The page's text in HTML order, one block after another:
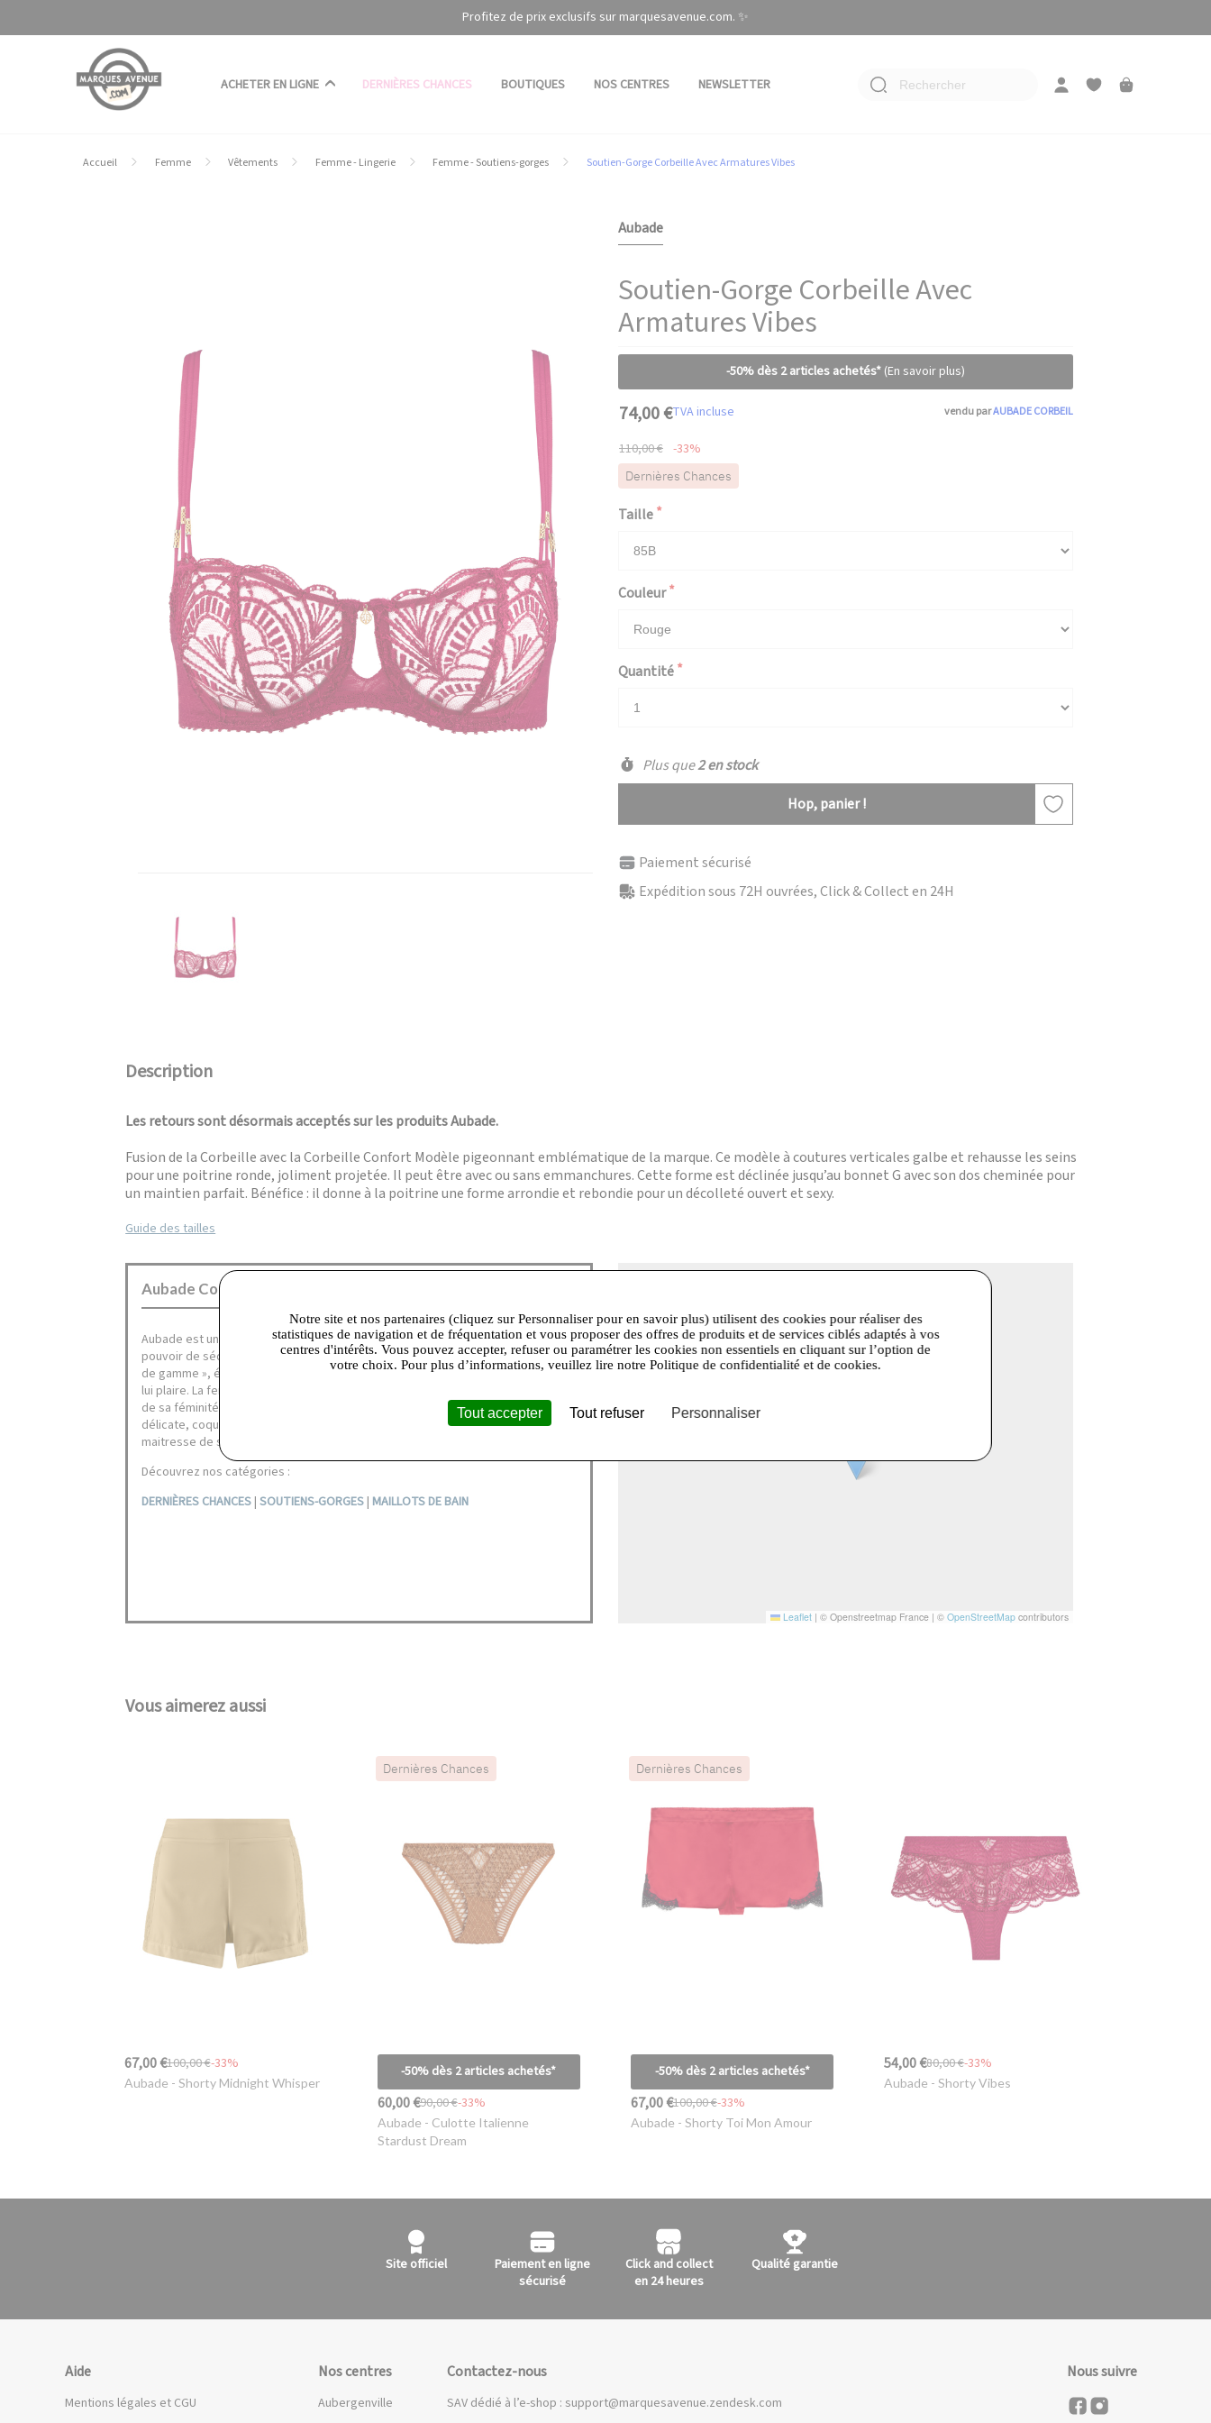
Profitez de prix exclusifs sur marquesavenue.com. ✨
ACHETER EN LIGNE DERNIÈRES CHANCES BOUTIQUES NOS CENTRES NEWSLETTER Rechercher
Accueil Femme Vêtements Femme - Lingerie Femme - Soutiens-gorges Soutien-Gorge Corbeille Avec Armatures Vibes
Aubade
Soutien-Gorge Corbeille Avec
Armatures Vibes
-50% dès 2 articles achetés* (En savoir plus)
vendu parAUBADE CORBEIL
74,00 €TVA incluse
110,00 € -33%
Dernières Chances
Taille
Couleur
Quantité
Plus que2 en stock
Hop, panier !
Paiement sécurisé
Expédition sous 72H ouvrées, Click & Collect en 24H
Description
Les retours sont désormais acceptés sur les produits Aubade.
Fusion de la Corbeille avec la Corbeille Confort Modèle pigeonnant emblématique de la marque. Ce modèle à coutures verticales galbe et rehausse les seins
pour une poitrine ronde, joliment projetée. Il peut être avec ou sans emmanchures. Cette forme est déclinée jusqu’au bonnet G avec son dos cheminée pour
un maintien parfait. Bénéfice : il donne à la poitrine une forme arrondie et rebondie pour un décolleté ouvert et sexy.
Guide des tailles
Aubade Corbeil :
Aubade est une marque de lingerie haut de gamme, hymne à la féminité et à son
pouvoir de séduction. Porter une parure Aubade c’est porter une lingerie « haut
de gamme », élégante et raffinée mettant le corps en valeur afin se plaire et de
lui plaire. La femme Aubade assume son corps, revendique sa sensualité et joue
de sa féminité au naturelle. Elle est tour à tour romantique, provocante,
délicate, coquine, douce, discrète, audacieuse, élégante et complice. Elle est
maitresse de sa maîtresse de sa séduction, veut en jouer et la partager.
Découvrez nos catégories :
DERNIÈRES CHANCES |SOUTIENS-GORGES | MAILLOTS DE BAIN
−
Leaflet | © Openstreetmap France | © OpenStreetMapcontributors
Vous aimerez aussi
67,00 €100,00 €-33%
Aubade - Shorty Midnight Whisper
Dernières Chances
-50% dès 2 articles achetés*
60,00 €90,00 €-33%
Aubade - Culotte Italienne
Stardust Dream
Dernières Chances
-50% dès 2 articles achetés*
67,00 €100,00 €-33%
Aubade - Shorty Toi Mon Amour
54,00 €80,00 €-33%
Aubade - Shorty Vibes
Site officiel
Paiement en ligne
sécurisé
Click and collect
en 24 heures
Qualité garantie
Aide
Mentions légales et CGU
Nos centres
Aubergenville
Contactez-nous
SAV dédié à l’e-shop : support@marquesavenue.zendesk.com
Nous suivre
Notre site et nos partenaires (cliquez sur Personnaliser pour en savoir plus) utilisent des cookies pour réaliser des
statistiques de navigation et de fréquentation et vous proposer des offres de produits et de services ciblés adaptés à vos
centres d'intérêts. Vous pouvez accepter, refuser ou paramétrer les cookies non essentiels en cliquant sur l’option de
votre choix. Pour plus d’informations, veuillez lire notre Politique de confidentialité et de cookies.
Tout accepter Tout refuser Personnaliser